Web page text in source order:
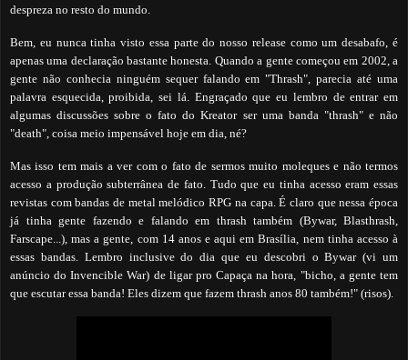
despreza no resto do mundo.
Bem, eu nunca tinha visto essa parte do nosso release como um desabafo, é
apenas uma declaração bastante honesta. Quando a gente começou em 2002, a
gente não conhecia ninguém sequer falando em "Thrash", parecia até uma
palavra esquecida, proibida, sei lá. Engraçado que eu lembro de entrar em
algumas discussões sobre o fato do Kreator ser uma banda "thrash" e não
"death", coisa meio impensável hoje em dia, né?
Mas isso tem mais a ver com o fato de sermos muito moleques e não termos
acesso a produção subterrânea de fato. Tudo que eu tinha acesso eram essas
revistas com bandas de metal melódico RPG na capa. É claro que nessa época
já tinha gente fazendo e falando em thrash também (Bywar, Blasthrash,
Farscape...), mas a gente, com 14 anos e aqui em Brasília, nem tinha acesso à
essas bandas. Lembro inclusive do dia que eu descobri o Bywar (vi um
anúncio do Invencible War) de ligar pro Capaça na hora, "bicho, a gente tem
que escutar essa banda! Eles dizem que fazem thrash anos 80 também!" (risos).